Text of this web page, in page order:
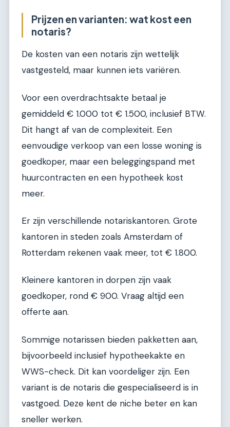
Prijzen en varianten: wat kost een
notaris?
De kosten van een notaris zijn wettelijk
vastgesteld, maar kunnen iets variëren.
Voor een overdrachtsakte betaal je
gemiddeld € 1.000 tot € 1.500, inclusief BTW.
Dit hangt af van de complexiteit. Een
eenvoudige verkoop van een losse woning is
goedkoper, maar een beleggingspand met
huurcontracten en een hypotheek kost
meer.
Er zijn verschillende notariskantoren. Grote
kantoren in steden zoals Amsterdam of
Rotterdam rekenen vaak meer, tot € 1.800.
Kleinere kantoren in dorpen zijn vaak
goedkoper, rond € 900. Vraag altijd een
offerte aan.
Sommige notarissen bieden pakketten aan,
bijvoorbeeld inclusief hypotheekakte en
WWS-check. Dit kan voordeliger zijn. Een
variant is de notaris die gespecialiseerd is in
vastgoed. Deze kent de niche beter en kan
sneller werken.